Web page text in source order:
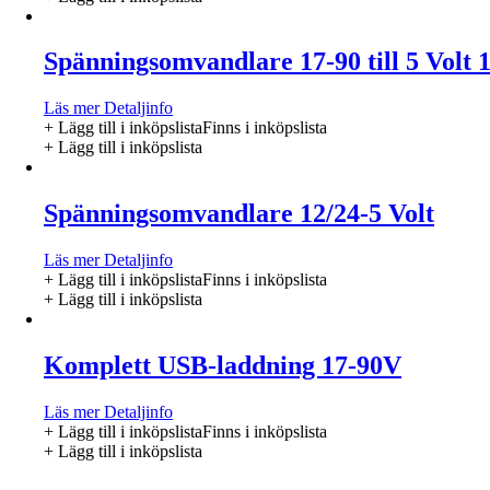
Spänningsomvandlare 17-90 till 5 Volt
Läs merDetaljinfo
+ Lägg till i inköpslistaFinns i inköpslista
+ Lägg till i inköpslista
Spänningsomvandlare 12/24-5 Volt
Läs merDetaljinfo
+ Lägg till i inköpslistaFinns i inköpslista
+ Lägg till i inköpslista
Komplett USB-laddning 17-90V
Läs merDetaljinfo
+ Lägg till i inköpslistaFinns i inköpslista
+ Lägg till i inköpslista